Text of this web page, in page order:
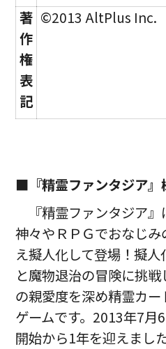
著
作
権
表
記
©2013 AltPlus Inc.
■『精霊ファンタジア』
『精霊ファンタジア
神々やＲＰＧでおなじ
え擬人化して登場！擬
と魔物退治の冒険に挑
の親愛度を深め精霊カ
ゲームです。2013年7月
開始から1年を迎えました